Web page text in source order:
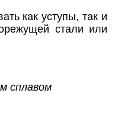
как уступы, так и
стали или
сплавом